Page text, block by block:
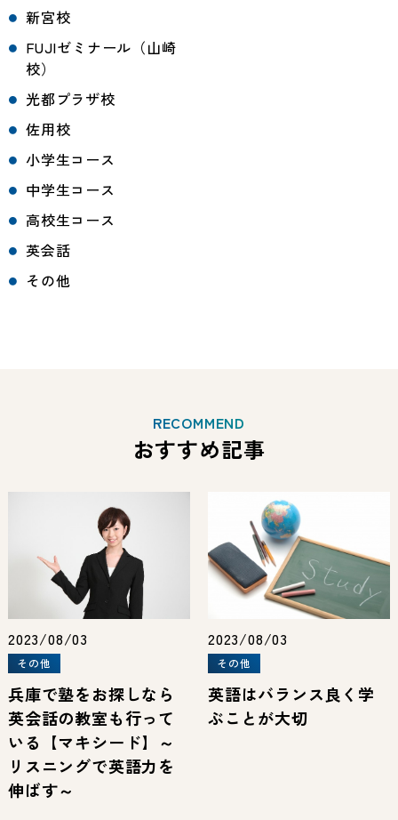
新宮校
FUJIゼミナール（山崎
校）
光都プラザ校
佐用校
小学生コース
中学生コース
高校生コース
英会話
その他
RECOMMEND
おすすめ記事
2023/08/03
その他
兵庫で塾をお探しなら
英会話の教室も行って
いる【マキシード】～
リスニングで英語力を
伸ばす～
2023/08/03
その他
英語はバランス良く学
ぶことが大切